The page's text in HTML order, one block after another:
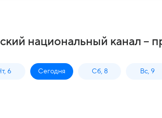
национальный канал –
6 Сегодня Сб, 8 Вс, 9